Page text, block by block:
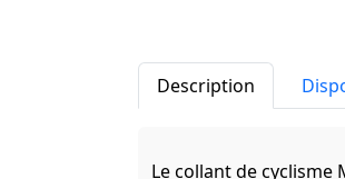
Description
Le collant de cyclisme